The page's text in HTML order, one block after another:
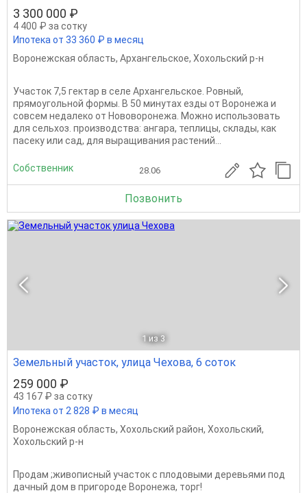
3 300 000 ₽
4 400 ₽ за сотку
Ипотека от 33 360 ₽ в месяц
Воронежская область, Архангельское, Хохольский р-н
Участок 7,5 гектар в селе Архангельское. Ровный,
прямоугольной формы. В 50 минутах езды от Воронежа и
совсем недалеко от Нововоронежа. Можно использовать
для сельхоз. производства: ангара, теплицы, склады, как
пасеку или сад, для выращивания растений...
Собственник 28.06
Позвонить
1 из 3
Земельный участок, улица Чехова, 6 соток
259 000 ₽
43 167 ₽ за сотку
Ипотека от 2 828 ₽ в месяц
Воронежская область, Хохольский район, Хохольский,
Хохольский р-н
Продам ;живописный участок с плодовыми деревьями под
дачный дом в пригороде Воронежа, торг!